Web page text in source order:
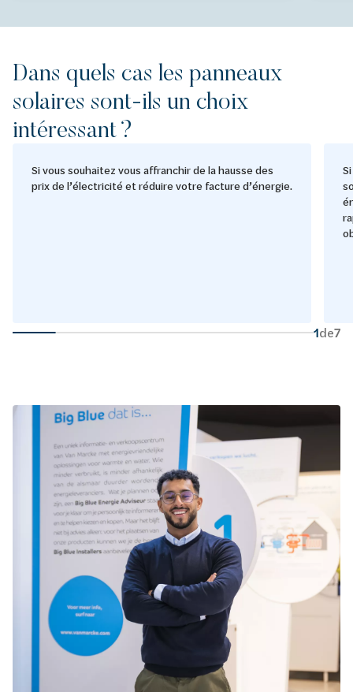
Dans quels cas les panneaux
solaires sont-ils un choix
intéressant ?
Si vous souhaitez vous affranchir de la hausse des
prix de l’électricité et réduire votre facture d’énergie.
1de7